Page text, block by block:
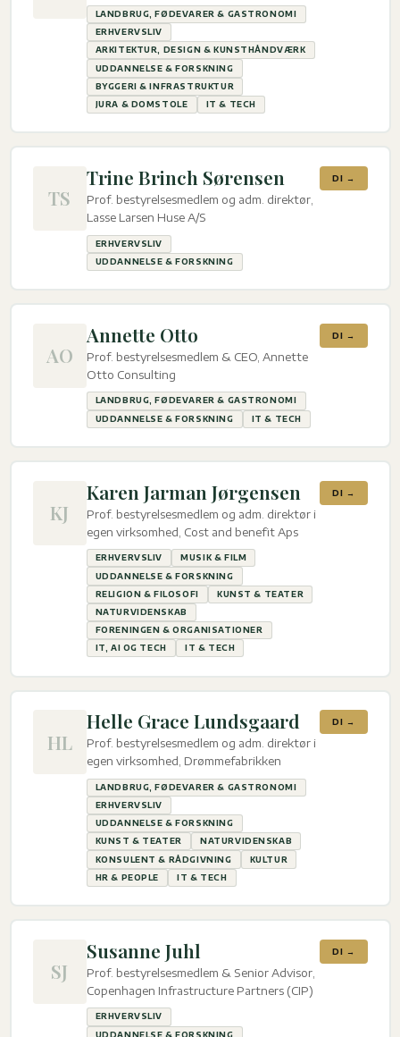
LANDBRUG, FØDEVARER & GASTRONOMI
ERHVERVSLIV
ARKITEKTUR, DESIGN & KUNSTHÅNDVÆRK
UDDANNELSE & FORSKNING
BYGGERI & INFRASTRUKTUR
JURA & DOMSTOLE
IT & TECH
TS
Trine Brinch Sørensen
Prof. bestyrelsesmedlem og adm. direktør,
Lasse Larsen Huse A/S
ERHVERVSLIV
UDDANNELSE & FORSKNING
DI →
AO
Annette Otto
Prof. bestyrelsesmedlem & CEO, Annette
Otto Consulting
LANDBRUG, FØDEVARER & GASTRONOMI
UDDANNELSE & FORSKNING
IT & TECH
DI →
KJ
Karen Jarman Jørgensen
Prof. bestyrelsesmedlem og adm. direktør i
egen virksomhed, Cost and benefit Aps
ERHVERVSLIV
MUSIK & FILM
UDDANNELSE & FORSKNING
RELIGION & FILOSOFI
KUNST & TEATER
NATURVIDENSKAB
FORENINGEN & ORGANISATIONER
IT, AI OG TECH
IT & TECH
DI →
HL
Helle Grace Lundsgaard
Prof. bestyrelsesmedlem og adm. direktør i
egen virksomhed, Drømmefabrikken
LANDBRUG, FØDEVARER & GASTRONOMI
ERHVERVSLIV
UDDANNELSE & FORSKNING
KUNST & TEATER
NATURVIDENSKAB
KONSULENT & RÅDGIVNING
KULTUR
HR & PEOPLE
IT & TECH
DI →
SJ
Susanne Juhl
Prof. bestyrelsesmedlem & Senior Advisor,
Copenhagen Infrastructure Partners (CIP)
ERHVERVSLIV
UDDANNELSE & FORSKNING
DI →